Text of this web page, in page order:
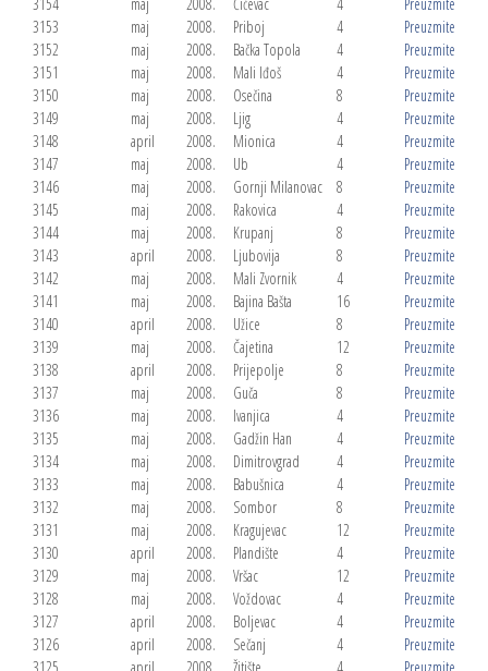
3153
maj 2008. Priboj 4
Preuzmite
3152
maj 2008. Bačka Topola 4
Preuzmite
3151
maj 2008. Mali Iđoš 4
Preuzmite
3150
maj 2008. Osečina 8
Preuzmite
3149
maj 2008. Ljig 4
Preuzmite
3148
april 2008. Mionica 4
Preuzmite
3147
maj 2008. Ub 4
Preuzmite
3146
maj 2008. Gornji Milanovac 8
Preuzmite
3145
maj 2008. Rakovica 4
Preuzmite
3144
maj 2008. Krupanj 8
Preuzmite
3143
april 2008. Ljubovija 8
Preuzmite
3142
maj 2008. Mali Zvornik 4
Preuzmite
3141
maj 2008. Bajina Bašta 16
Preuzmite
3140
april 2008. Užice 8
Preuzmite
3139
maj 2008. Čajetina 12
Preuzmite
3138
april 2008. Prijepolje 8
Preuzmite
3137
maj 2008. Guča 8
Preuzmite
3136
maj 2008. Ivanjica 4
Preuzmite
3135
maj 2008. Gadžin Han 4
Preuzmite
3134
maj 2008. Dimitrovgrad 4
Preuzmite
3133
maj 2008. Babušnica 4
Preuzmite
3132
maj 2008. Sombor 8
Preuzmite
3131
maj 2008. Kragujevac 12
Preuzmite
3130
april 2008. Plandište 4
Preuzmite
3129
maj 2008. Vršac 12
Preuzmite
3128
maj 2008. Voždovac 4
Preuzmite
3127
april 2008. Boljevac 4
Preuzmite
3126
april 2008. Sečanj 4
Preuzmite